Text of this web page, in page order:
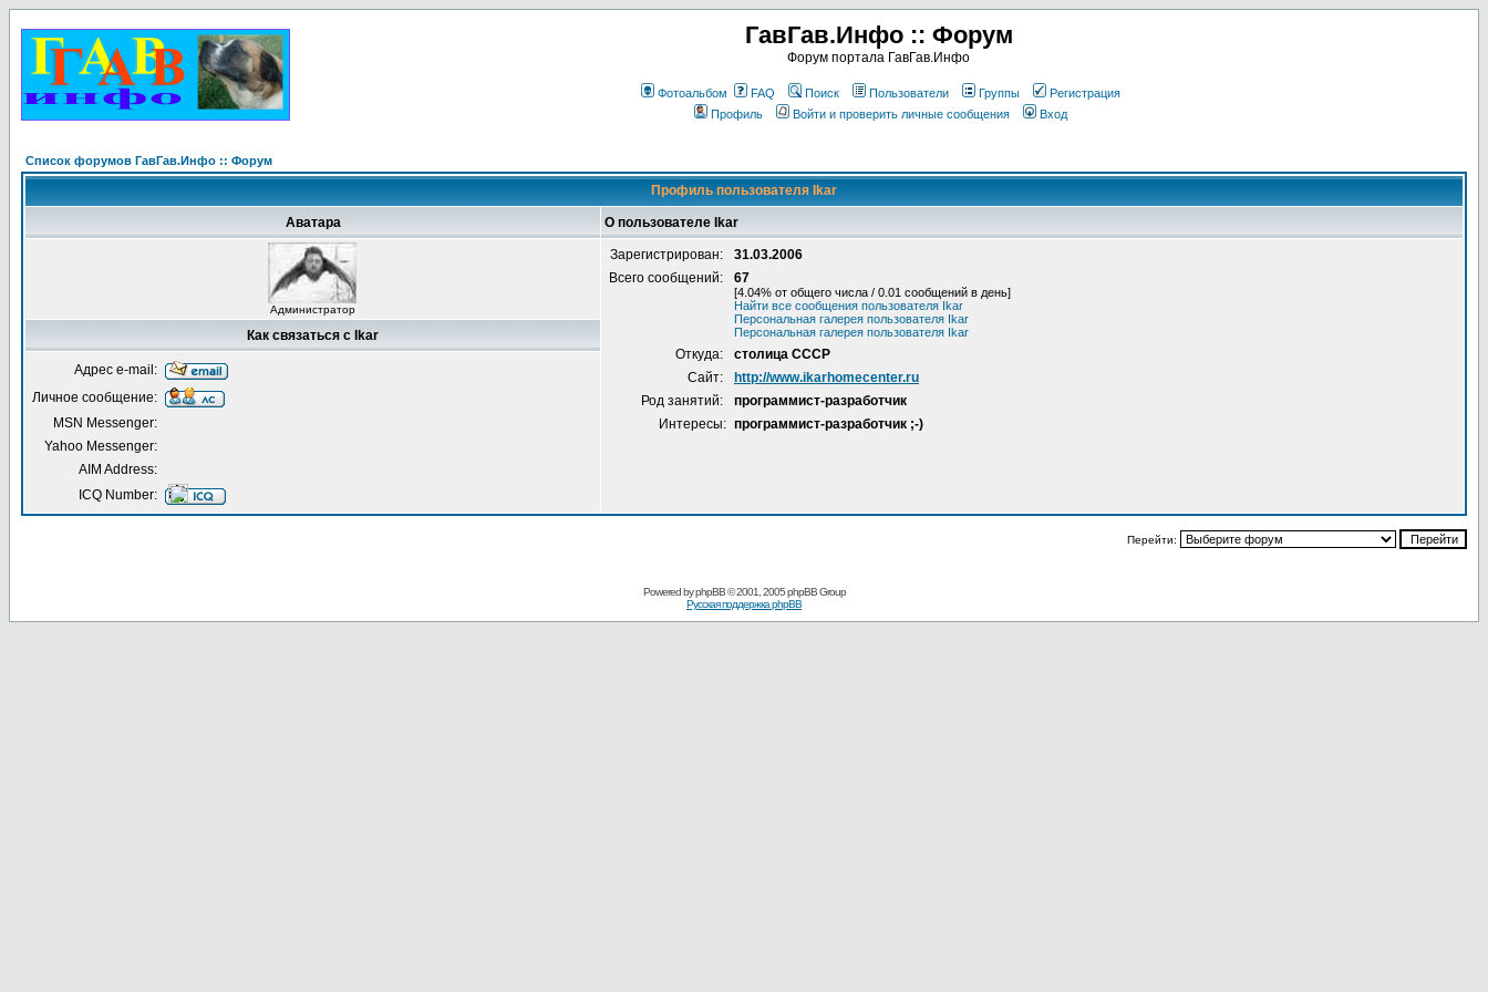
ГавГав.Инфо :: Форум
Форум портала ГавГав.Инфо
Фотоальбом FAQ Поиск Пользователи Группы
Регистрация
Профиль
Войти и проверить личные сообщения Вход
Список форумов ГавГав.Инфо :: Форум
Профиль пользователя Ikar
Аватара О пользователе Ikar
Администратор
Зарегистрирован:
31.03.2006
Всего сообщений:
67
[4.04% от общего числа / 0.01 сообщений в день]
Найти все сообщения пользователя Ikar
Персональная галерея пользователя Ikar
Персональная галерея пользователя Ikar
Откуда:
столица СССР
Сайт:
http://www.ikarhomecenter.ru
Род занятий:
программист-разработчик
Интересы: программист-разработчик ;-)
Как связаться с Ikar
Адрес e-mail:
Личное сообщение:
MSN Messenger:
Yahoo Messenger:
AIM Address:
ICQ Number:
Перейти:
Powered byphpBB© 2001, 2005 phpBB Group
Русская поддержка phpBB